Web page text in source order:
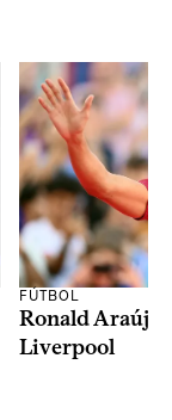
FÚTBOL
Ronald Araújo
Liverpool